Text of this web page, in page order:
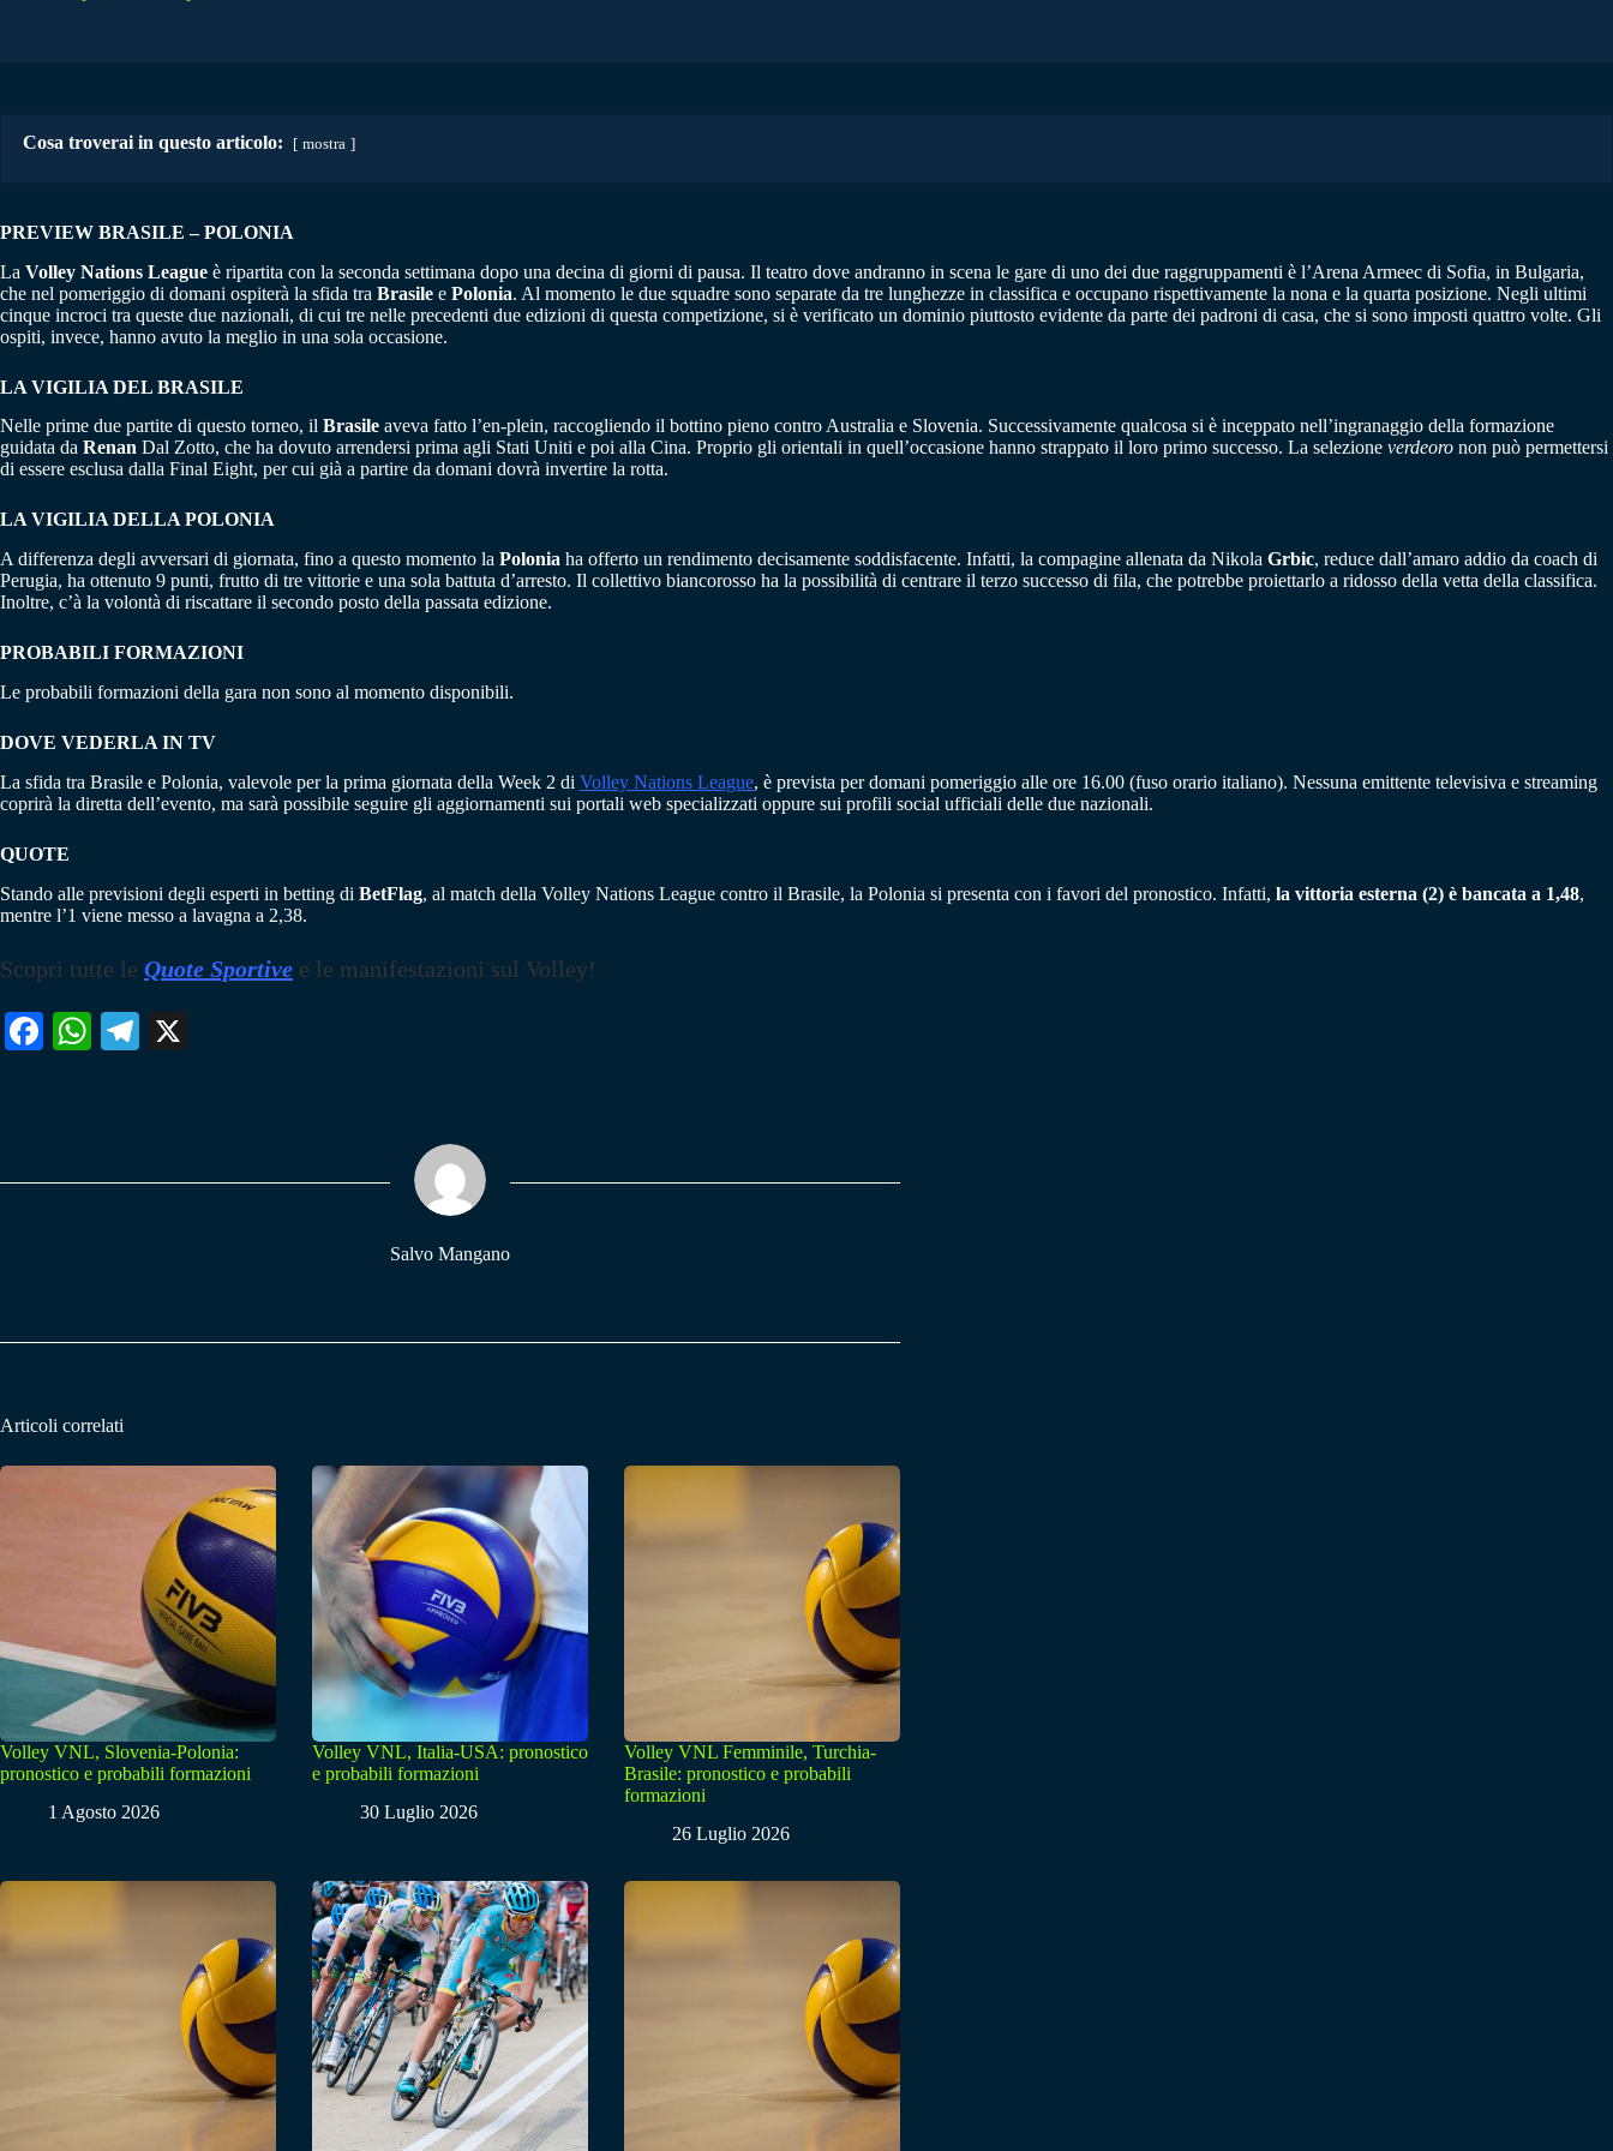
Cosa troverai in questo articolo: mostra
PREVIEW BRASILE – POLONIA
La Volley Nations League è ripartita con la seconda settimana dopo una decina di giorni di pausa. Il teatro dove andranno in scena le gare di uno dei due raggruppamenti è l’Arena Armeec di Sofia, in Bulgaria,
che nel pomeriggio di domani ospiterà la sfida tra Brasile e Polonia. Al momento le due squadre sono separate da tre lunghezze in classifica e occupano rispettivamente la nona e la quarta posizione. Negli ultimi
cinque incroci tra queste due nazionali, di cui tre nelle precedenti due edizioni di questa competizione, si è verificato un dominio piuttosto evidente da parte dei padroni di casa, che si sono imposti quattro volte. Gli
ospiti, invece, hanno avuto la meglio in una sola occasione.
LA VIGILIA DEL BRASILE
Nelle prime due partite di questo torneo, il Brasile aveva fatto l’en-plein, raccogliendo il bottino pieno contro Australia e Slovenia. Successivamente qualcosa si è inceppato nell’ingranaggio della formazione
guidata da Renan Dal Zotto, che ha dovuto arrendersi prima agli Stati Uniti e poi alla Cina. Proprio gli orientali in quell’occasione hanno strappato il loro primo successo. La selezione verdeoro non può permettersi
di essere esclusa dalla Final Eight, per cui già a partire da domani dovrà invertire la rotta.
LA VIGILIA DELLA POLONIA
A differenza degli avversari di giornata, fino a questo momento la Polonia ha offerto un rendimento decisamente soddisfacente. Infatti, la compagine allenata da Nikola Grbic, reduce dall’amaro addio da coach di
Perugia, ha ottenuto 9 punti, frutto di tre vittorie e una sola battuta d’arresto. Il collettivo biancorosso ha la possibilità di centrare il terzo successo di fila, che potrebbe proiettarlo a ridosso della vetta della classifica.
Inoltre, c’à la volontà di riscattare il secondo posto della passata edizione.
PROBABILI FORMAZIONI
Le probabili formazioni della gara non sono al momento disponibili.
DOVE VEDERLA IN TV
La sfida tra Brasile e Polonia, valevole per la prima giornata della Week 2 di Volley Nations League, è prevista per domani pomeriggio alle ore 16.00 (fuso orario italiano). Nessuna emittente televisiva e streaming
coprirà la diretta dell’evento, ma sarà possibile seguire gli aggiornamenti sui portali web specializzati oppure sui profili social ufficiali delle due nazionali.
QUOTE
Stando alle previsioni degli esperti in betting di BetFlag, al match della Volley Nations League contro il Brasile, la Polonia si presenta con i favori del pronostico. Infatti, la vittoria esterna (2) è bancata a 1,48,
mentre l’1 viene messo a lavagna a 2,38.
Scopri tutte le Quote Sportive e le manifestazioni sul Volley!
Fa W
pp
Te
m
Salvo Mangano
Articoli correlati
Volley VNL, Slovenia-Polonia:
pronostico e probabili formazioni
1 Agosto 2026
Volley VNL, Italia-USA: pronostico
e probabili formazioni
30 Luglio 2026
Volley VNL Femminile, Turchia-
Brasile: pronostico e probabili
formazioni
26 Luglio 2026